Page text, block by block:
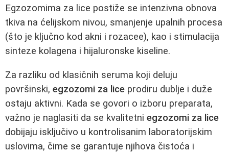
Egzozomima za lice postiže se intenzivna obnova
tkiva na ćelijskom nivou, smanjenje upalnih procesa
(što je ključno kod akni i rozacee), kao i stimulacija
sinteze kolagena i hijaluronske kiseline.
Za razliku od klasičnih seruma koji deluju
površinski, egzozomi za lice prodiru dublje i duže
ostaju aktivni. Kada se govori o izboru preparata,
važno je naglasiti da se kvalitetni egzozomi za lice
dobijaju isključivo u kontrolisanim laboratorijskim
uslovima, čime se garantuje njihova čistoća i